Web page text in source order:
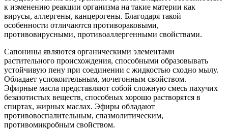
к изменению реакции организма на такие материи как
вирусы, аллергены, канцерогены. Благодаря такой
особенности отличаются противораковыми,
противовирусными, противоаллергенными свойствами.
Сапонины являются органическими элементами
растительного происхождения, способными образовывать
устойчивую пену при соединении с жидкостью сходно мылу.
Обладает успокоительным, мочегонным свойством.
Эфирные масла представляют собой сложную смесь пахучих
безазотистых веществ, способных хорошо растворятся в
спиртах, жирных маслах. Эфиры обладают
противовоспалительным, спазмолитическим,
противомикробным свойством.